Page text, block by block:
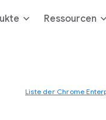
Ressourcen
Liste der Chrome